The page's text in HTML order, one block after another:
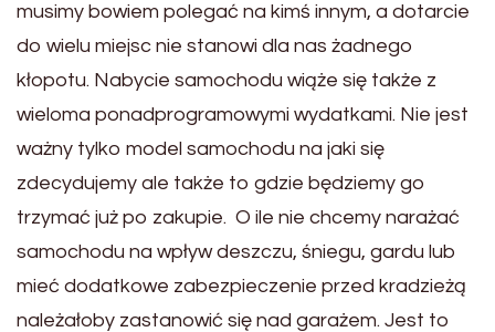
musimy bowiem polegać na kimś innym, a dotarcie
do wielu miejsc nie stanowi dla nas żadnego
kłopotu. Nabycie samochodu wiąże się także z
wieloma ponadprogramowymi wydatkami. Nie jest
ważny tylko model samochodu na jaki się
zdecydujemy ale także to gdzie będziemy go
trzymać już po zakupie. O ile nie chcemy narażać
samochodu na wpływ deszczu, śniegu, gardu lub
mieć dodatkowe zabezpieczenie przed kradzieżą
należałoby zastanowić się nad garażem. Jest to